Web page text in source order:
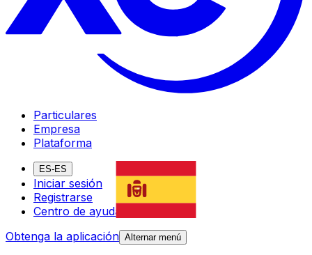
Particulares
Empresa
Plataforma
ES-ES
Iniciar sesión
Registrarse
Centro de ayuda
Obtenga la aplicación Alternar menú